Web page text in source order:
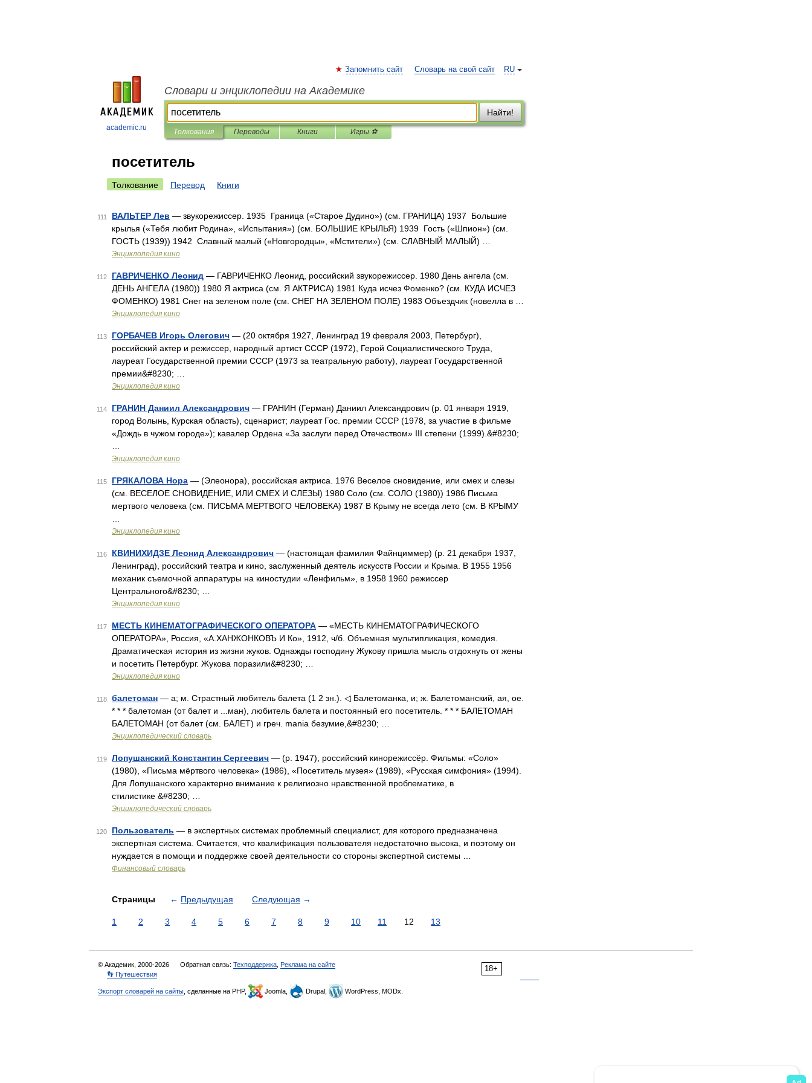
academic.ru
RU
Запомнить сайт Словарь на свой сайт
Словари и энциклопедии на Академике
Найти!
Толкования Переводы Книги Игры ⚽
посетитель
Толкование Перевод Книги
111 ВАЛЬТЕР Лев — звукорежиссер. 1935 Граница («Старое Дудино») (см. ГРАНИЦА) 1937 Большие
крылья («Тебя любит Родина», «Испытания») (см. БОЛЬШИЕ КРЫЛЬЯ) 1939 Гость («Шпион») (см.
ГОСТЬ (1939)) 1942 Славный малый («Новгородцы», «Мстители») (см. СЛАВНЫЙ МАЛЫЙ) …
Энциклопедия кино
112 ГАВРИЧЕНКО Леонид — ГАВРИЧЕНКО Леонид, российский звукорежиссер. 1980 День ангела (см.
ДЕНЬ АНГЕЛА (1980)) 1980 Я актриса (см. Я АКТРИСА) 1981 Куда исчез Фоменко? (см. КУДА ИСЧЕЗ
ФОМЕНКО) 1981 Снег на зеленом поле (см. СНЕГ НА ЗЕЛЕНОМ ПОЛЕ) 1983 Объездчик (новелла в …
Энциклопедия кино
113 ГОРБАЧЕВ Игорь Олегович — (20 октября 1927, Ленинград 19 февраля 2003, Петербург),
российский актер и режиссер, народный артист СССР (1972), Герой Социалистического Труда,
лауреат Государственной премии СССР (1973 за театральную работу), лауреат Государственной
премии&#8230; …
Энциклопедия кино
114 ГРАНИН Даниил Александрович — ГРАНИН (Герман) Даниил Александрович (р. 01 января 1919,
город Волынь, Курская область), сценарист; лауреат Гос. премии СССР (1978, за участие в фильме
«Дождь в чужом городе»); кавалер Ордена «За заслуги перед Отечеством» III степени (1999).&#8230;
Энциклопедия кино
115 ГРЯКАЛОВА Нора — (Элеонора), российская актриса. 1976 Веселое сновидение, или смех и слезы
(см. ВЕСЕЛОЕ СНОВИДЕНИЕ, ИЛИ СМЕХ И СЛЕЗЫ) 1980 Соло (см. СОЛО (1980)) 1986 Письма
мертвого человека (см. ПИСЬМА МЕРТВОГО ЧЕЛОВЕКА) 1987 В Крыму не всегда лето (см. В КРЫМУ
Энциклопедия кино
116 КВИНИХИДЗЕ Леонид Александрович — (настоящая фамилия Файнциммер) (р. 21 декабря 1937,
Ленинград), российский театра и кино, заслуженный деятель искусств России и Крыма. В 1955 1956
механик съемочной аппаратуры на киностудии «Ленфильм», в 1958 1960 режиссер
Центрального&#8230; …
Энциклопедия кино
117 МЕСТЬ КИНЕМАТОГРАФИЧЕСКОГО ОПЕРАТОРА — «МЕСТЬ КИНЕМАТОГРАФИЧЕСКОГО
ОПЕРАТОРА», Россия, «А.ХАНЖОНКОВЪ И Ко», 1912, ч/б. Объемная мультипликация, комедия.
Драматическая история из жизни жуков. Однажды господину Жукову пришла мысль отдохнуть от жены
и посетить Петербург. Жукова поразили&#8230; …
Энциклопедия кино
118 балетоман — а; м. Страстный любитель балета (1 2 зн.). ◁ Балетоманка, и; ж. Балетоманский, ая, ое.
* * * балетоман (от балет и ...ман), любитель балета и постоянный его посетитель. * * * БАЛЕТОМАН
БАЛЕТОМАН (от балет (см. БАЛЕТ) и греч. mania безумие,&#8230; …
Энциклопедический словарь
119 Лопушанский Константин Сергеевич — (р. 1947), российский кинорежиссёр. Фильмы: «Соло»
(1980), «Письма мёртвого человека» (1986), «Посетитель музея» (1989), «Русская симфония» (1994).
Для Лопушанского характерно внимание к религиозно нравственной проблематике, в
стилистике &#8230; …
Энциклопедический словарь
120 Пользователь — в экспертных системах проблемный специалист, для которого предназначена
экспертная система. Считается, что квалификация пользователя недостаточно высока, и поэтому он
нуждается в помощи и поддержке своей деятельности со стороны экспертной системы …
Финансовый словарь
Страницы ← Предыдущая Следующая →
1 2 3 4 5 6 7 8 9 10 11 12 13
18+
© Академик, 2000-2026 Обратная связь: Техподдержка Реклама на сайте
👣 Путешествия
Экспорт словарей на сайты , сделанные на PHP, Joomla, Drupal, WordPress, MODx.